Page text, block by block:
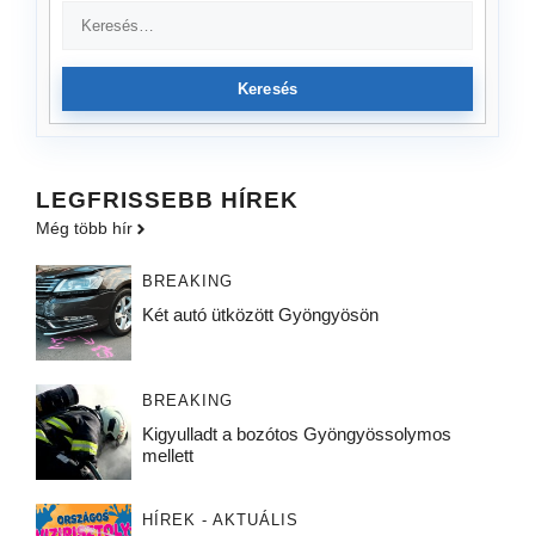
Keresés
LEGFRISSEBB HÍREK
Még több hír
BREAKING
Két autó ütközött Gyöngyösön
BREAKING
Kigyulladt a bozótos Gyöngyössolymos
mellett
HÍREK - AKTUÁLIS